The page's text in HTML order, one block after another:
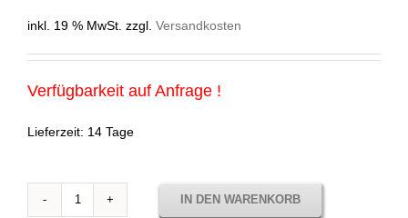
inkl. 19 % MwSt. zzgl. Versandkosten
Verfügbarkeit auf Anfrage !
Lieferzeit: 14 Tage
Sunbrella
IN DEN WARENKORB